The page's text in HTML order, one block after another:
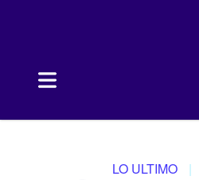
LO ULTIMO